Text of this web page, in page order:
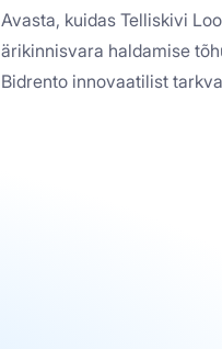
Avasta, kuidas Telliskivi
ärikinnisvara haldamise
Bidrento innovaatilist